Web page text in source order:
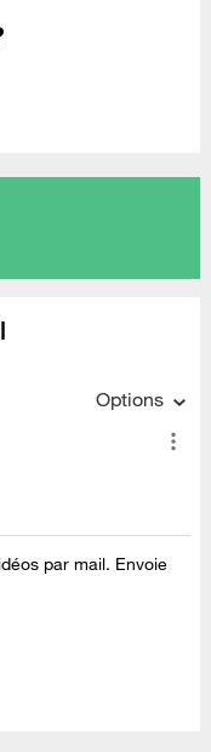
Options
par mail. Envoie